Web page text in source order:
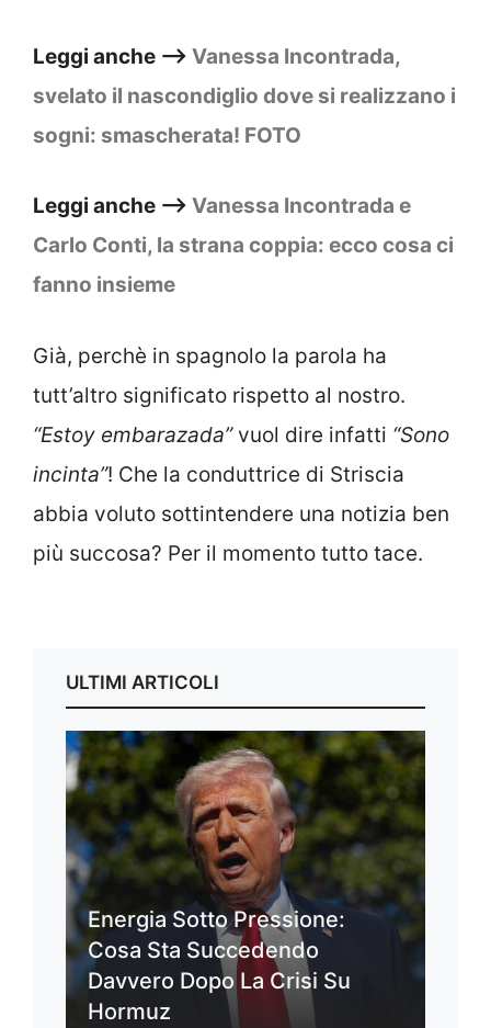
Leggi anche –> Vanessa Incontrada,
svelato il nascondiglio dove si realizzano i
sogni: smascherata! FOTO
Leggi anche –> Vanessa Incontrada e
Carlo Conti, la strana coppia: ecco cosa ci
fanno insieme
Già, perchè in spagnolo la parola ha
tutt’altro significato rispetto al nostro.
“Estoy embarazada”vuol dire infatti “Sono
incinta”! Che la conduttrice di Striscia
abbia voluto sottintendere una notizia ben
più succosa? Per il momento tutto tace.
ULTIMI ARTICOLI
Energia Sotto Pressione:
Cosa Sta Succedendo
Davvero Dopo La Crisi Su
Hormuz